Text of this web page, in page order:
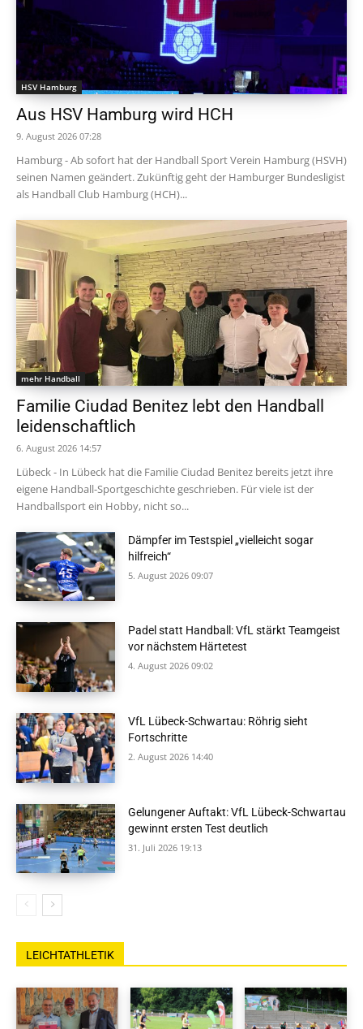
HSV Hamburg
Aus HSV Hamburg wird HCH
9. August 2026 07:28
Hamburg - Ab sofort hat der Handball Sport Verein Hamburg (HSVH)
seinen Namen geändert. Zukünftig geht der Hamburger Bundesligist
als Handball Club Hamburg (HCH)...
mehr Handball
Familie Ciudad Benitez lebt den Handball
leidenschaftlich
6. August 2026 14:57
Lübeck - In Lübeck hat die Familie Ciudad Benitez bereits jetzt ihre
eigene Handball-Sportgeschichte geschrieben. Für viele ist der
Handballsport ein Hobby, nicht so...
Dämpfer im Testspiel „vielleicht sogar
hilfreich“
5. August 2026 09:07
Padel statt Handball: VfL stärkt Teamgeist
vor nächstem Härtetest
4. August 2026 09:02
VfL Lübeck-Schwartau: Röhrig sieht
Fortschritte
2. August 2026 14:40
Gelungener Auftakt: VfL Lübeck-Schwartau
gewinnt ersten Test deutlich
31. Juli 2026 19:13
LEICHTATHLETIK